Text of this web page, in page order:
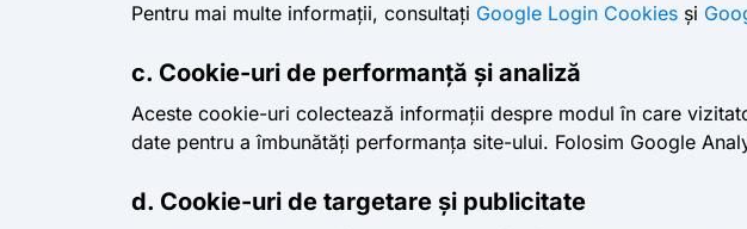
Pentru mai multe informații, consultați Google Login Cookies și
c. Cookie-uri de performanță și analiză
Aceste cookie-uri colectează informații despre modul în care
date pentru a îmbunătăți performanța site-ului. Folosim Google
d. Cookie-uri de targetare și publicitate